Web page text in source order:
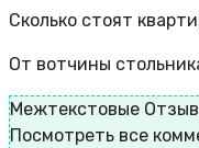
Сколько стоят
От вотчины
Межтекстовые
Посмотреть все